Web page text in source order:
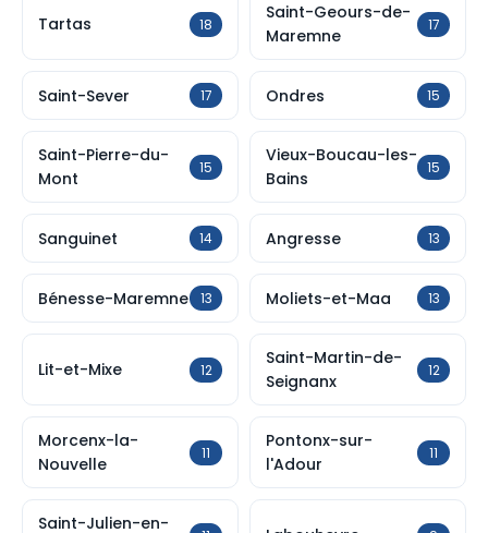
Tartas 18
Saint-Geours-de-
Maremne
17
Saint-Sever 17 Ondres 15
Saint-Pierre-du-
Mont
15
Vieux-Boucau-les-
Bains
15
Sanguinet 14 Angresse 13
Bénesse-Maremne 13 Moliets-et-Maa 13
Lit-et-Mixe 12
Saint-Martin-de-
Seignanx
12
Morcenx-la-
Nouvelle
11
Pontonx-sur-
l'Adour
11
Saint-Julien-en-